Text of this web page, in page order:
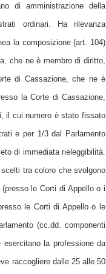
di amministrazione della
ordinari. Ha rilevanza
la composizione (art. 104)
che ne è membro di diritto,
di Cassazione, che ne è
la Corte di Cassazione,
il cui numero è stato fissato
e per 1/3 dal Parlamento
di immediata rieleggibilità.
tra coloro che svolgono
le Corti di Appello o i
le Corti di Appello o le
(cc.dd. componenti
la professione da
raccogliere dalle 25 alle 50